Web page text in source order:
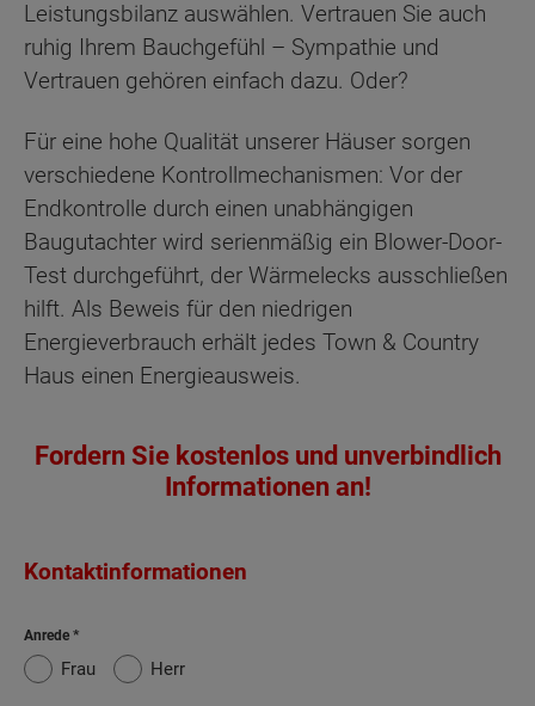
Leistungsbilanz auswählen. Vertrauen Sie auch
ruhig Ihrem Bauchgefühl – Sympathie und
Vertrauen gehören einfach dazu. Oder?
Für eine hohe Qualität unserer Häuser sorgen
verschiedene Kontrollmechanismen: Vor der
Endkontrolle durch einen unabhängigen
Baugutachter wird serienmäßig ein Blower-Door-
Test durchgeführt, der Wärmelecks ausschließen
hilft. Als Beweis für den niedrigen
Energieverbrauch erhält jedes Town & Country
Haus einen Energieausweis.
Fordern Sie kostenlos und unverbindlich
Informationen an!
Kontaktinformationen
Anrede
Frau Herr